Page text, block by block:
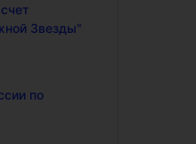
Звезды"
по